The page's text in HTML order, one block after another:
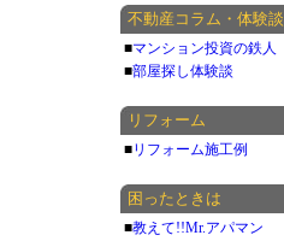
不動産コラム・体験談
■マンション投資の鉄人
■部屋探し体験談
リフォーム
■リフォーム施工例
困ったときは
■教えて!!Mr.アパマン